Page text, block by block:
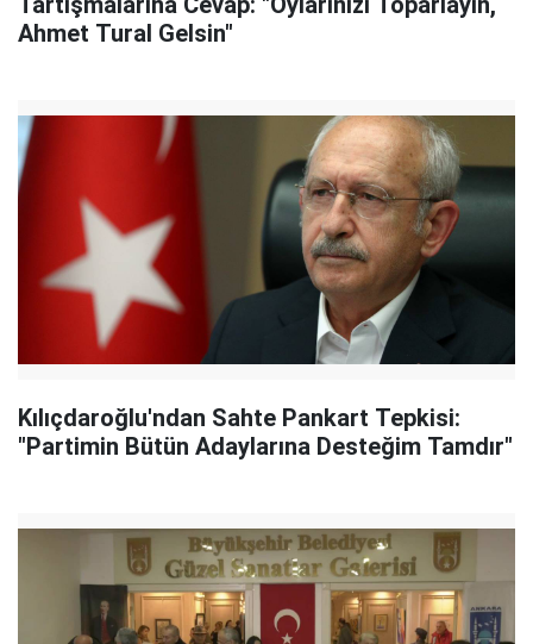
Ahmet Tural Gelsin"
Kılıçdaroğlu'ndan Sahte Pankart Tepkisi:
"Partimin Bütün Adaylarına Desteğim Tamdır"